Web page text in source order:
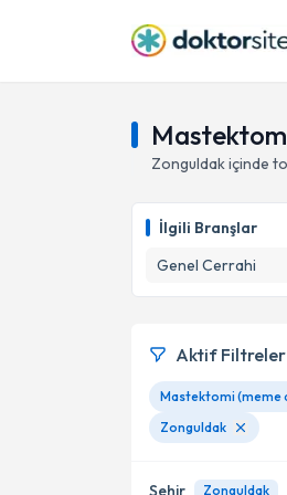
Zonguldakiçinde
İlgili Branşlar
Genel Cerrahi
Aktif Filtreler
Zonguldak
Şehir Zonguldak